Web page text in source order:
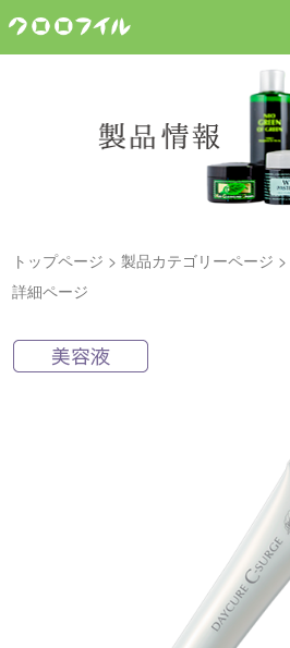
トップページ 製品カテゴリーページ
詳細ページ